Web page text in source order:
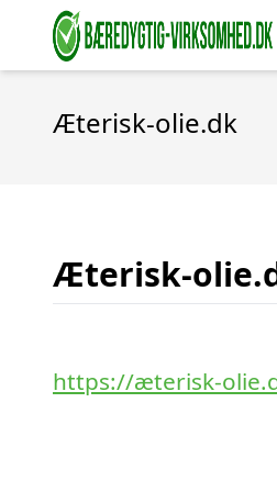
Æterisk-olie.dk
Æterisk-
https://æterisk-